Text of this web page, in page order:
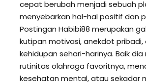
cepat berubah menjadi sebuah
menyebarkan hal-hal positif dan
Postingan Habibi88 merupakan
kutipan motivasi, anekdot pribadi,
kehidupan sehari-harinya. Baik
rutinitas olahraga favoritnya,
kesehatan mental, atau sekadar